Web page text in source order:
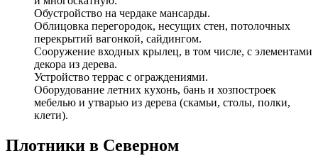
Обустройство на чердаке мансарды.
Облицовка перегородок, несущих стен, потолочных
перекрытий вагонкой, сайдингом.
Сооружение входных крылец, в том числе, с элементами
декора из дерева.
Устройство террас с ограждениями.
Оборудование летних кухонь, бань и хозпостроек
мебелью и утварью из дерева (скамьи, столы, полки,
клети).
Плотники в Северном